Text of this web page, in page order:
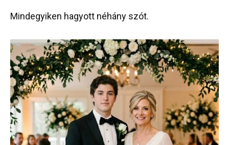
Mindegyiken hagyott néhány szót.